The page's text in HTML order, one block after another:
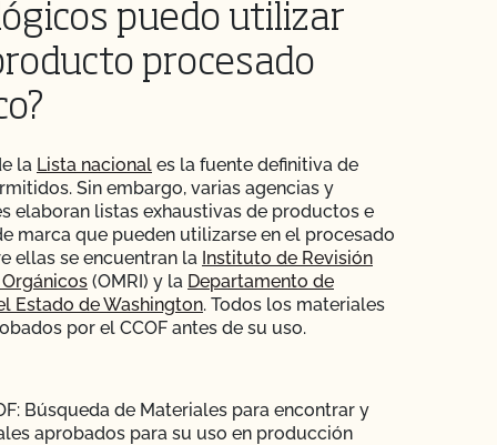
puedo utilizar
procesado
la Lista nacional es la fuente definitiva de
Sin embargo, varias agencias y
elaboran listas exhaustivas de productos e
marca que pueden utilizarse en el procesado
ellas se encuentran la Instituto de Revisión
(OMRI) y la Departamento de
Estado de Washington. Todos los materiales
por el CCOF antes de su uso.
Búsqueda de Materiales para encontrar y
aprobados para su uso en producción